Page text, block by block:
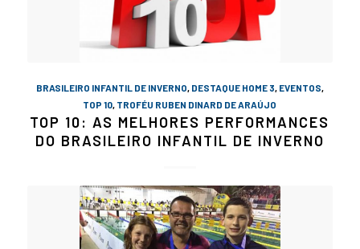
BRASILEIRO INFANTIL DE INVERNO DESTAQUE HOME 3 EVENTOS
TOP 10 TROFÉU RUBEN DINARD DE ARAÚJO
TOP 10: AS MELHORES PERFORMANCES
DO BRASILEIRO INFANTIL DE INVERNO